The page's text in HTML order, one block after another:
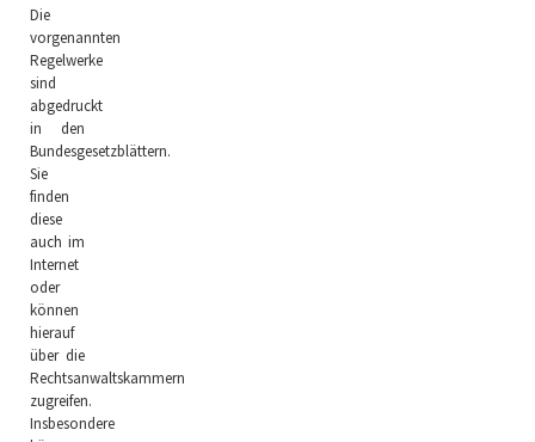
Die
vorgenannten
Regelwerke
sind
abgedruckt
in den
Bundesgesetzblättern.
Sie
finden
diese
auch im
Internet
oder
können
hierauf
über die
Rechtsanwaltskammern
zugreifen.
Insbesondere